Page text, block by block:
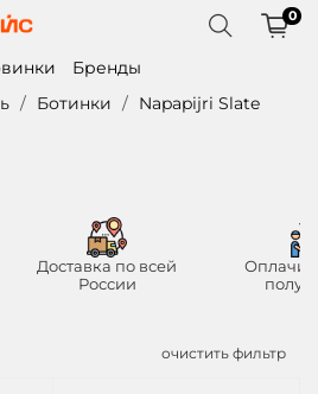
0
Бренды
Ботинки Napapijri Slate
Доставка по всей
России
очистить фильтр